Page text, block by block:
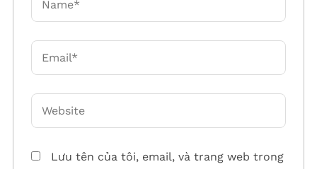
Lưu tên của tôi, email, và trang web trong